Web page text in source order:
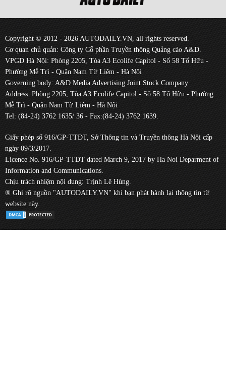
Copyright © 2012 - 2026 AUTODAILY.VN, all rights reserved.
Cơ quan chủ quản: Công ty Cổ phần Truyền thông Quảng cáo A&D.
VPGD Hà Nội: Phòng 2205, Tòa A3 Ecolife Capitol - Số 58 Tố Hữu -
Phường Mễ Trì - Quận Nam Từ Liêm - Hà Nội
Governing body: A&D Media Advertising Joint Stock Company
Address: Phòng 2205, Tòa A3 Ecolife Capitol - Số 58 Tố Hữu - Phường
Mễ Trì - Quận Nam Từ Liêm - Hà Nội
Tel: (84-24) 3762 1635/ 36 - Fax:(84-24) 3762 1639.
Giấy phép số 916/GP-TTĐT, Sở Thông tin và Truyền thông Hà Nội cấp
ngày 09/3/2017.
Licence No. 916/GP-TTĐT dated March 9, 2017 by Ha Noi Deparment of
Information and Communications.
Chịu trách nhiệm nội dung: Trịnh Lê Hùng.
® Ghi rõ nguồn "AUTODAILY.VN" khi bạn phát hành lại thông tin từ
website này.